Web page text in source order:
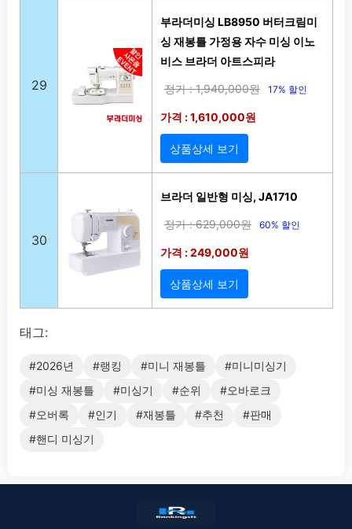
29
부라더미싱 LB8950 버터크림미
싱 재봉틀 가정용 자수 미싱 이노
비스 브라더 아트스피라
정가 : 1,940,000원 17% 할인
가격 : 1,610,000원
상품상세 보기
30
브라더 일반형 미싱, JA1710
정가 : 629,000원 60% 할인
가격 : 249,000원
상품상세 보기
태그:
#2026년 #랭킹 #미니 재봉틀
#미니미싱기
#미싱 재봉틀
#미싱기 #순위
#오바로크
#오버록
#인기 #재봉틀 #추천
#판매
#핸디 미싱기